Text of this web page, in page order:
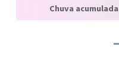
Chuva